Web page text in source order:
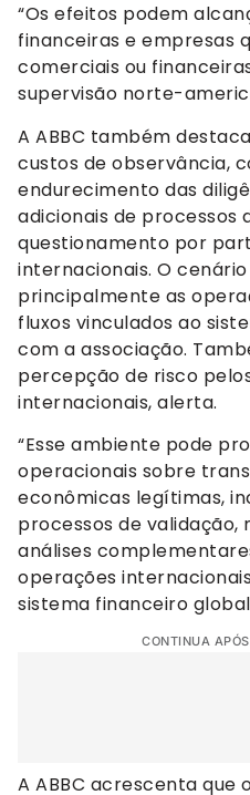
“Os efeitos podem
financeiras e empresas
comerciais ou
supervisão norte-
A ABBC também
custos de observância,
endurecimento das
adicionais de processos
questionamento por
internacionais. O
principalmente as
fluxos vinculados ao
com a associação.
percepção de risco
internacionais, alerta.
“Esse ambiente pode
operacionais sobre
econômicas legítimas,
processos de
análises
operações
sistema financeiro
CONTINUA
A ABBC acrescenta que